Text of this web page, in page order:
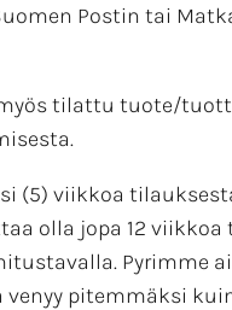
Postin tai
tilattu tuote/
viikkoa
olla jopa 12
Pyrimme
pitemmäksi